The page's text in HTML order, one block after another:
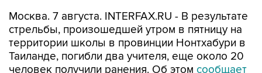
Москва. 7 августа. INTERFAX.RU - В результате
стрельбы, произошедшей утром в пятницу на
территории школы в провинции Нонтхабури в
Таиланде, погибли два учителя, еще около 20
человек получили ранения. Об этом сообщает